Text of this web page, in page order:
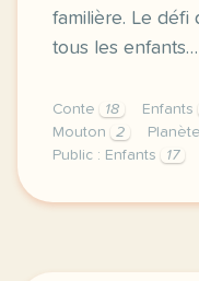
familière. Le défi
tous les enfants…
Conte 18 Enfants
Mouton
2 Planète
Public : Enfants
17
a l occasion de